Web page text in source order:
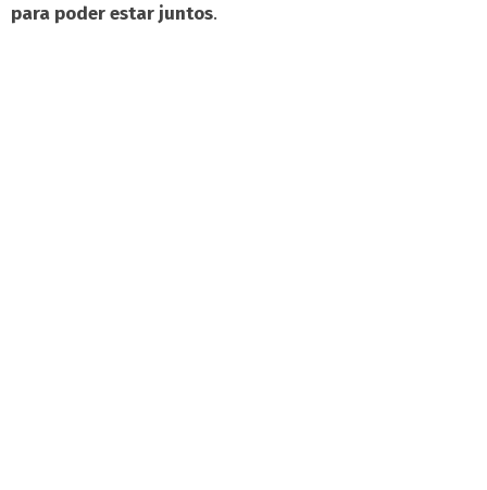
para poder estar juntos.